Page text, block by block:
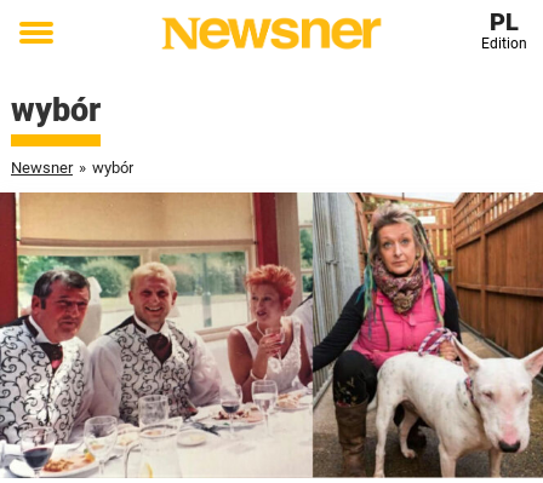
Toggle
PL
Edition
wybór
Newsner » wybór